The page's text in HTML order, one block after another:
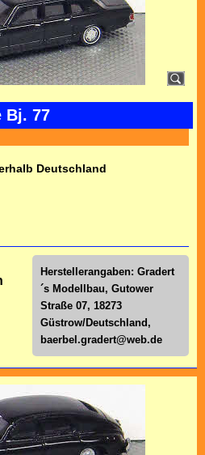
Bj. 77
Deutschland
Herstellerangaben: Gradert
´s Modellbau, Gutower
Straße 07, 18273
Güstrow/Deutschland,
baerbel.gradert@web.de